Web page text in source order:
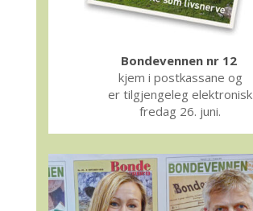
Bondevennen nr 12
kjem i postkassane og
er tilgjengeleg elektronisk
fredag 26. juni.